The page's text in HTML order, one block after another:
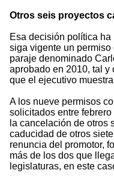
Otros seis proyectos
Esa decisión política
siga vigente un permiso
paraje denominado
aprobado en 2010, tal y
que el ejecutivo
A los nueve permisos
solicitados entre
la cancelación de otros
caducidad de otros
renuncia del promotor,
más de los dos que
legislaturas, en este